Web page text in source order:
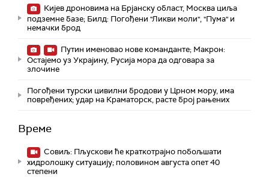
Кијев дроновима на Брјанску област, Москва циља
подземне базе; Билд: Погођени "Ликви моли", "Пума" и
немачки брод
Путин именовао нове команданте; Макрон:
Остајемо уз Украјину, Русија мора да одговара за
злочине
Погођени турски цивилни бродови у Црном мору, има
повређених; удар на Краматорск, расте број рањених
Време
Совиљ: Пљускови ће краткотрајно побољшати
хидролошку ситуацију; половином августа опет 40
степени